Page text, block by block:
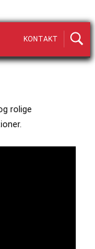
KONTAKT
rolige